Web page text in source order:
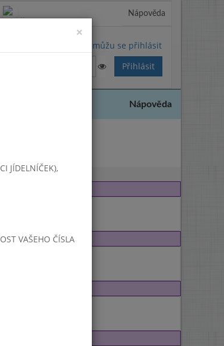
Nápověda
Nemůžu se přihlásit
Nápověda
×
JÍDELNÍČEK),
VAŠEHO ČÍSLA